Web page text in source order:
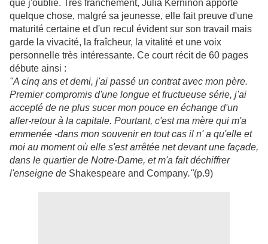
que j'oublie. Très franchement, Julia Kerninon apporte
quelque chose, malgré sa jeunesse, elle fait preuve d'une
maturité certaine et d'un recul évident sur son travail mais
garde la vivacité, la fraîcheur, la vitalité et une voix
personnelle très intéressante. Ce court récit de 60 pages
débute ainsi :
"A cinq ans et demi, j'ai passé un contrat avec mon père.
Premier compromis d'une longue et fructueuse série, j'ai
accepté de ne plus sucer mon pouce en échange d'un
aller-retour à la capitale. Pourtant, c'est ma mère qui m'a
emmenée -dans mon souvenir en tout cas il n' a qu'elle et
moi au moment où elle s'est arrêtée net devant une façade,
dans le quartier de Notre-Dame, et m'a fait déchiffrer
l'enseigne de Shakespeare and Company."(p.9)